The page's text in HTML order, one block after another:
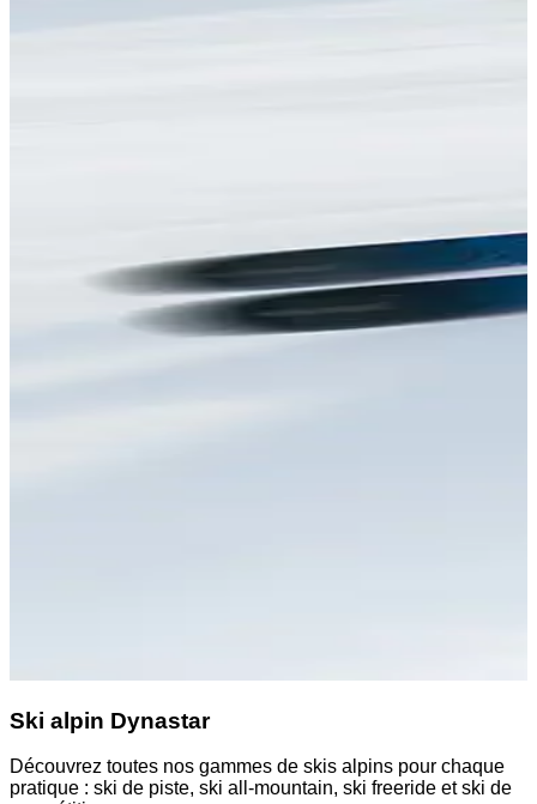
Ski alpin Dynastar
Découvrez toutes nos gammes de skis alpins pour chaque
pratique : ski de piste, ski all-mountain, ski freeride et ski de